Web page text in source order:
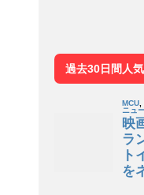
過去30日間人